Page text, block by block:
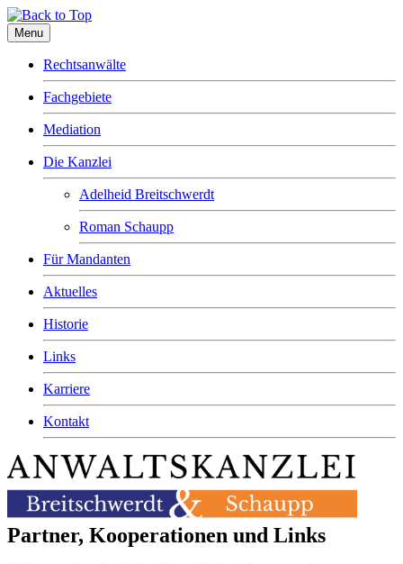
Menu
Rechtsanwälte
Fachgebiete
Mediation
Die Kanzlei
Adelheid Breitschwerdt
Roman Schaupp
Für Mandanten
Aktuelles
Historie
Links
Karriere
Kontakt
Partner, Kooperationen und Links